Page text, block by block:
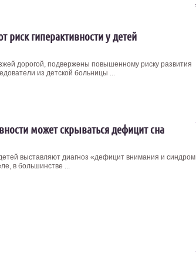
гиперактивности у детей
дорогой, подвержены повышенному риску развития
из детской больницы ...
может скрываться дефицит сна
выставляют диагноз «дефицит внимания и синдром
в большинстве ...